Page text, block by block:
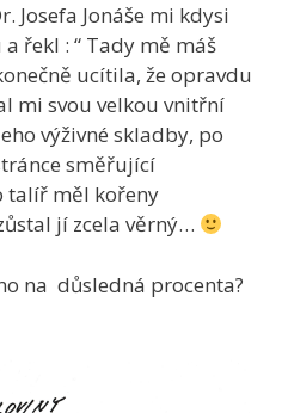
Josefa Jonáše mi kdysi
řekl : “ Tady mě máš
ucítila, že opravdu
mi svou velkou vnitřní
výživné skladby, po
směřující
talíř měl kořeny
jí zcela věrný…
na důsledná procenta?